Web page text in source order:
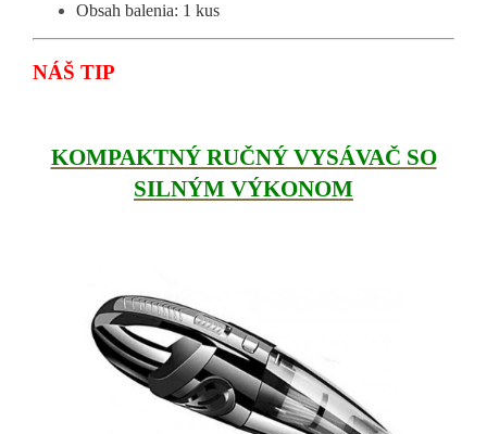
Obsah balenia: 1 kus
NÁŠ TIP
KOMPAKTNÝ RUČNÝ VYSÁVAČ SO
SILNÝM VÝKONOM